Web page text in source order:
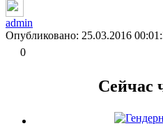
admin
Опубликовано: 25.03.2016
0
Сейчас